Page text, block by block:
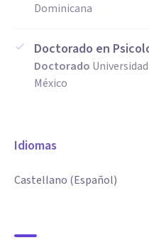
Dominicana
Doctorado en
Doctorado
México
Idiomas
Castellano (Español)